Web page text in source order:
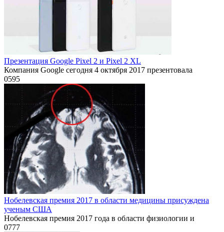
Презентация Google Pixel 2 и Pixel 2 XL
Компания Google сегодня 4 октября 2017 презентовала
0595
Нобелевская премия 2017 в области медицины присуждена
ученым США
Нобелевская премия 2017 года в области физиологии и
0777